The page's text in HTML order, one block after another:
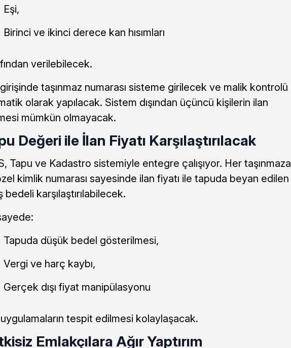
Eşi,
Birinci ve ikinci derece kan hısımları
verilebilecek.
taşınmaz numarası sisteme girilecek ve malik kontrolü
olarak yapılacak. Sistem dışından üçüncü kişilerin ilan
mümkün olmayacak.
Değeri ile İlan Fiyatı Karşılaştırılacak
Tapu ve Kadastro sistemiyle entegre çalışıyor. Her taşınmaza
kimlik numarası sayesinde ilan fiyatı ile tapuda beyan edilen
bedeli karşılaştırılabilecek.
Tapuda düşük bedel gösterilmesi,
Vergi ve harç kaybı,
Gerçek dışı fiyat manipülasyonu
tespit edilmesi kolaylaşacak.
Emlakçılara Ağır Yaptırım